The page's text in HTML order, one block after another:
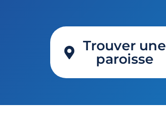
Trouver une
paroisse